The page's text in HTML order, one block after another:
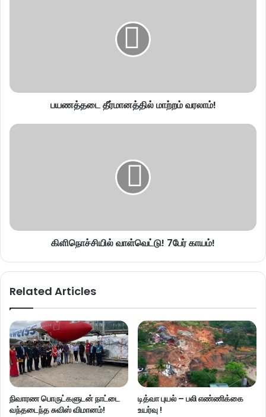
பயணத்தடை தீர்மானத்தில் மாற்றம் வரலாம்!
கிளிநொச்சியில் வாள்வெட்டு! 7பேர் காயம்!
Related Articles
நிவாரண பொருட்களுடன் நாட்டை
வந்தடைந்த சுவிஸ் விமானம்!
டித்வா புயல் – பலி எண்ணிக்கை
உயர்வு !